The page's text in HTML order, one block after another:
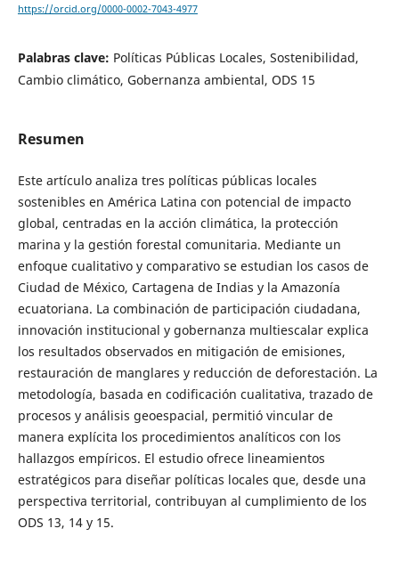
https://orcid.org/0000-0002-7043-4977
Palabras clave: Políticas Públicas Locales, Sostenibilidad,
Cambio climático, Gobernanza ambiental, ODS 15
Resumen
Este artículo analiza tres políticas públicas locales
sostenibles en América Latina con potencial de impacto
global, centradas en la acción climática, la protección
marina y la gestión forestal comunitaria. Mediante un
enfoque cualitativo y comparativo se estudian los casos de
Ciudad de México, Cartagena de Indias y la Amazonía
ecuatoriana. La combinación de participación ciudadana,
innovación institucional y gobernanza multiescalar explica
los resultados observados en mitigación de emisiones,
restauración de manglares y reducción de deforestación. La
metodología, basada en codificación cualitativa, trazado de
procesos y análisis geoespacial, permitió vincular de
manera explícita los procedimientos analíticos con los
hallazgos empíricos. El estudio ofrece lineamientos
estratégicos para diseñar políticas locales que, desde una
perspectiva territorial, contribuyan al cumplimiento de los
ODS 13, 14 y 15.